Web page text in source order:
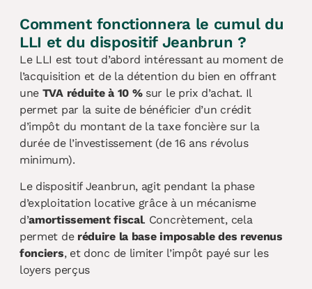
Comment fonctionnera le cumul du
LLI et du dispositif Jeanbrun ?
Le LLI est tout d’abord intéressant au moment de
l’acquisition et de la détention du bien en offrant
une TVA réduite à 10 %sur le prix d’achat. Il
permet par la suite de bénéficier d’un crédit
d’impôt du montant de la taxe foncière sur la
durée de l’investissement (de 16 ans révolus
minimum).
Le dispositif Jeanbrun, agit pendant la phase
d’exploitation locative grâce à un mécanisme
d’amortissement fiscal. Concrètement, cela
permet de réduire la base imposable des revenus
fonciers, et donc de limiter l’impôt payé sur les
loyers perçus